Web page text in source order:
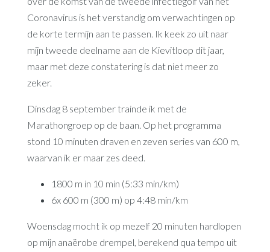
Coronavirus is het verstandig om verwachtingen op
de korte termijn aan te passen. Ik keek zo uit naar
mijn tweede deelname aan de Kievitloop dit jaar,
maar met deze constatering is dat niet meer zo
zeker.
Dinsdag 8 september trainde ik met de
Marathongroep op de baan. Op het programma
stond 10 minuten draven en zeven series van 600 m,
waarvan ik er maar zes deed.
1800 m in 10 min (5:33 min/km)
6x 600 m (300 m) op 4:48 min/km
Woensdag mocht ik op mezelf 20 minuten hardlopen
op mijn anaërobe drempel, berekend qua tempo uit